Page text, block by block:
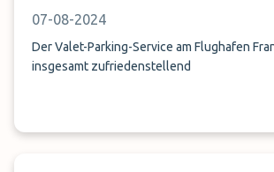
07-08-2024
Der Valet-Parking-Service am Flughafen
insgesamt zufriedenstellend